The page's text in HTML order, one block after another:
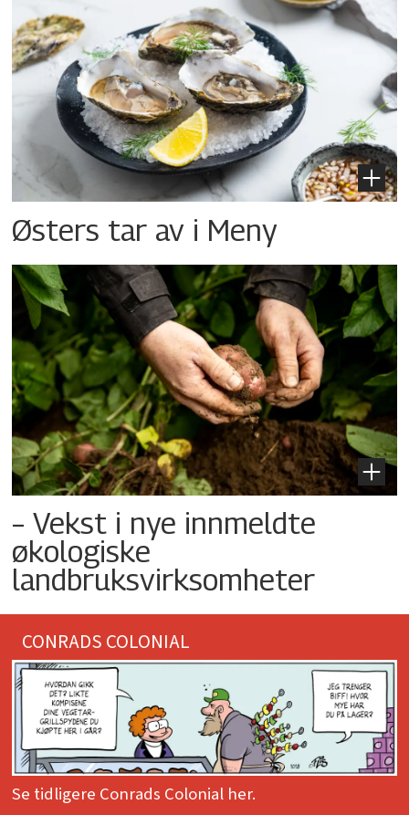
Østers tar av i Meny
– Vekst i nye innmeldte
økologiske
landbruksvirksomheter
CONRADS COLONIAL
Se tidligere Conrads Colonial her.